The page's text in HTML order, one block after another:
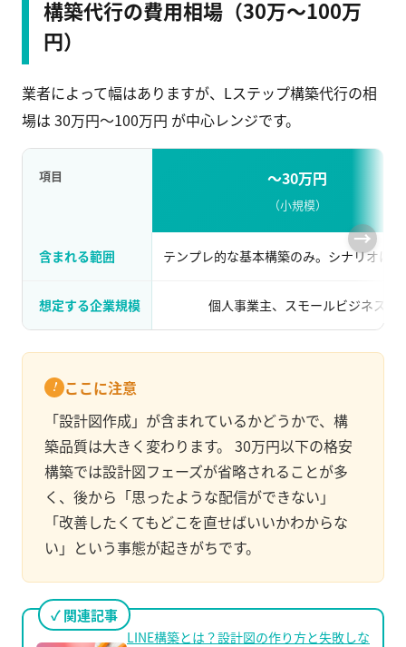
構築代行の費用相場（30万〜100万
円）
業者によって幅はありますが、Lステップ構築代行の相
場は 30万円〜100万円 が中心レンジです。
項目 〜30万円
（小規模）
含まれる範囲 テンプレ的な基本構築のみ。シナリオは1
想定する企業規模 個人事業主、スモールビジネス
ここに注意
「設計図作成」が含まれているかどうかで、構
築品質は大きく変わります。 30万円以下の格安
構築では設計図フェーズが省略されることが多
く、後から「思ったような配信ができない」
「改善したくてもどこを直せばいいかわからな
い」という事態が起きがちです。
関連記事
LINE構築とは？設計図の作り方と失敗しな